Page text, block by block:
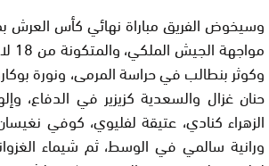
وسيخوض الفريق مباراة نهائي كأس العرش
وكوثر بنطالب في حراسة المرمى، ونورة
حنان غزال والسعدية كزيزير في الدفاع،
الزهراء كنادي، عتيقة لفليوي، كوفي
ورانية سالمي في الوسط، ثم شيماء